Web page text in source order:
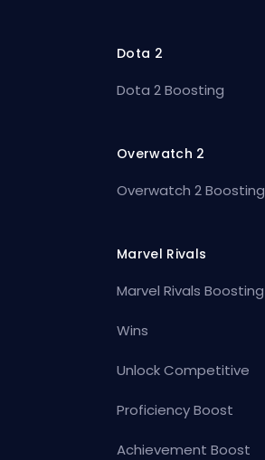
Dota 2
Dota 2 Boosting
Overwatch 2
Overwatch 2 Boosting
Marvel Rivals
Marvel Rivals Boosting
Wins
Unlock Competitive
Proficiency Boost
Achievement Boost